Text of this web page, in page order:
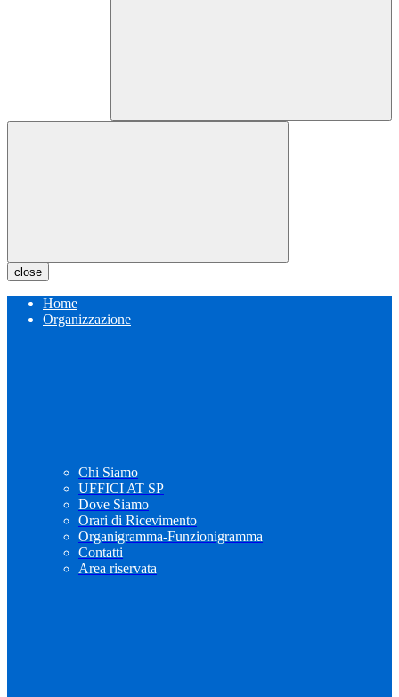
close
Home
Organizzazione
Chi Siamo
UFFICI AT SP
Dove Siamo
Orari di Ricevimento
Organigramma-Funzionigramma
Contatti
Area riservata